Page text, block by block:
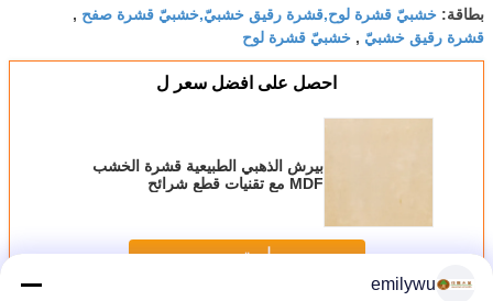
بطاقة: خشبيّ قشرة لوح,قشرة رقيق خشبيّ,خشبيّ قشرة صفح ,
قشرة رقيق خشبيّ , خشبيّ قشرة لوح
احصل على افضل سعر ل
بيرش الذهبي الطبيعية قشرة الخشب
MDF مع تقنيات قطع شرائح
استمر
emilywu